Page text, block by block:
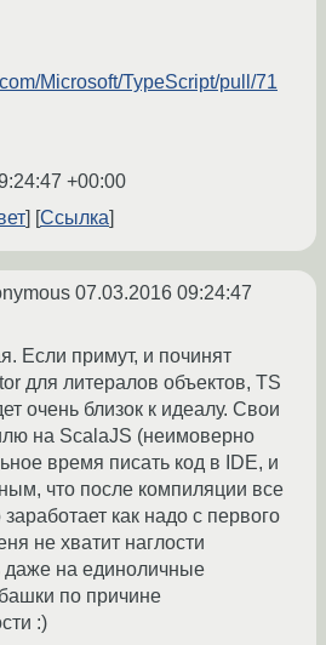
Microsoft/TypeScript/pull/71
+00:00
Ссылка
07.03.2016 09:24:47
Если примут, и починят
для литералов объектов, TS
очень близок к идеалу. Свои
на ScalaJS (неимоверно
время писать код в IDE, и
что после компиляции все
заработает как надо с первого
не хватит наглости
даже на единоличные
по причине
:)